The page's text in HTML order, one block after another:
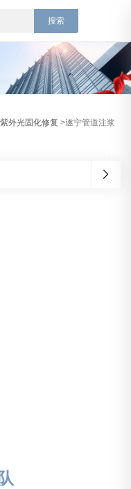
紫外光固化修复 >遂宁管道注浆